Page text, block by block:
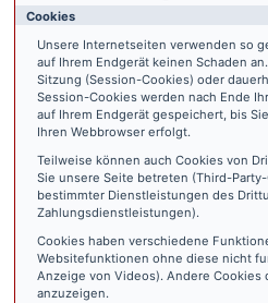
Cookies
Unsere Internetseiten verwenden so
auf Ihrem Endgerät keinen Schaden
Sitzung (Session-Cookies) oder
Session-Cookies werden nach Ende
auf Ihrem Endgerät gespeichert, bis
Ihren Webbrowser erfolgt.
Teilweise können auch Cookies von
Sie unsere Seite betreten (Third-
bestimmter Dienstleistungen des
Zahlungsdienstleistungen).
Cookies haben verschiedene
Websitefunktionen ohne diese nicht
Anzeige von Videos). Andere
anzuzeigen.